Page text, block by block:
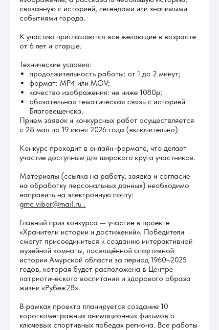
связанную с историей, легендами или значимыми
событиями города.
К участию приглашаются все желающие в возрасте
от 6 лет и старше.
Технические условия:
продолжительность работы: от 1 до 2 минут;
формат: MP4 или MOV;
качество изображения: не ниже 1080p;
обязательная тематическая связь с историей
Благовещенска.
Прием заявок и конкурсных работ осуществляется
с 28 мая по 19 июня 2026 года (включительно).
Конкурс проходит в онлайн-формате, что делает
участие доступным для широкого круга участников.
Материалы (ссылка на работу, заявка и согласие
на обработку персональных данных) необходимо
направить на электронную почту:
gmc_vibor@mail.ru .
Главный приз конкурса — участие в проекте
«Хранители истории и достижений». Победители
смогут присоединиться к созданию интерактивной
музейной комнаты, посвящённой спортивной
истории Амурской области за период 1960–2025
годов, которая будет расположена в Центре
патриотического воспитания и здорового образа
жизни «Рубеж28».
В рамках проекта планируется создание 10
короткометражных анимационных фильмов о
ключевых спортивных победах региона. Все работы